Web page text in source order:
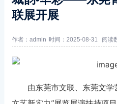
联展开展
作者：admin 时间：2025-08-31 阅读
由东莞市文联、东莞文